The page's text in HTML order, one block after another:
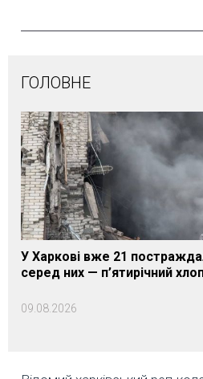
ГОЛОВНЕ
У Харкові вже 21
серед них — п’ятирічний
09.08.2026